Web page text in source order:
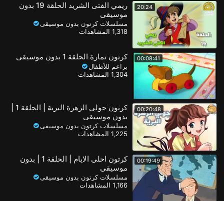
20:24
ريمي الفتى الشريد الحلقة 19 بدون
موسيقى
مسلسلات كرتون بدون موسيقى
1,318 المشاهدات
00:08:41 كرتون تمارة الحلقة 1 بدون موسيقى
براعم للأطفال
1,304 المشاهدات
00:20:48
بدون موسيقى
مسلسلات كرتون بدون موسيقى
1,225 المشاهدات
00:19:49
كرتون احلى الايام | الحلقة 1 | بدون
موسيقى
مسلسلات كرتون بدون موسيقى
1,166 المشاهدات